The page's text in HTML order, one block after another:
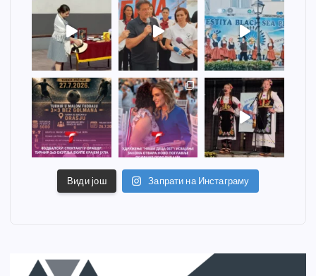
Види још Запрати на Инстаграму